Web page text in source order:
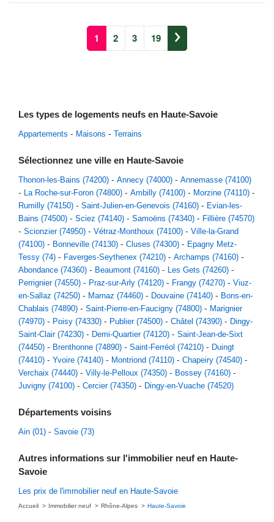
1 2 3 19
Les types de logements neufs en Haute-Savoie
Appartements Maisons Terrains
Sélectionnez une ville en Haute-Savoie
Thonon-les-Bains (74200) Annecy (74000)
Annemasse (74100)
La Roche-sur-Foron (74800)
Ambilly (74100)
Morzine (74110)
Rumilly (74150)
Saint-Julien-en-Genevois (74160)
Evian-les-
Bains (74500)
Sciez (74140) Samoëns (74340)
Fillière (74570)
Scionzier (74950)
Vétraz-Monthoux (74100)
Ville-la-Grand
(74100)
Bonneville (74130) Cluses (74300)
Epagny Metz-
Tessy (74)
Faverges-Seythenex (74210)
Archamps (74160)
Abondance (74360)
Beaumont (74160)
Les Gets (74260)
Perrignier (74550)
Praz-sur-Arly (74120) Frangy (74270)
Viuz-
en-Sallaz (74250)
Marnaz (74460) Douvaine (74140)
Bons-en-
Chablais (74890)
Saint-Pierre-en-Faucigny (74800)
Marignier
(74970)
Poisy (74330) Publier (74500) Châtel (74390)
Dingy-
Saint-Clair (74230)
Demi-Quartier (74120)
Saint-Jean-de-Sixt
(74450)
Brenthonne (74890) Saint-Ferréol (74210)
Duingt
(74410)
Yvoire (74140) Montriond (74110)
Chapeiry (74540)
Verchaix (74440)
Villy-le-Pelloux (74350)
Bossey (74160)
Juvigny (74100)
Cercier (74350) Dingy-en-Vuache (74520)
Départements voisins
Ain (01) Savoie (73)
Autres informations sur l'immobilier neuf en Haute-
Savoie
Les prix de l'immobilier neuf en Haute-Savoie
Accueil Immobilier neuf Rhône-Alpes Haute-Savoie